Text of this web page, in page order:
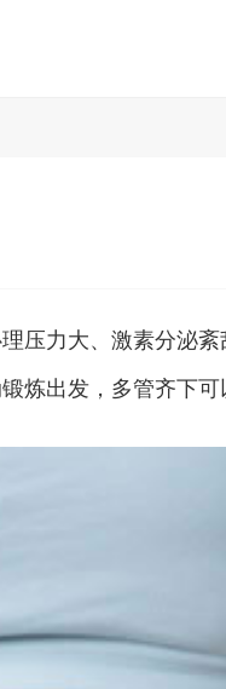
压力大、激素分泌
出发，多管齐下可